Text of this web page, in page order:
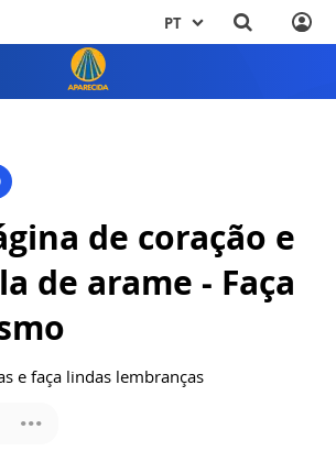
PT
de coração e
de arame - Faça
e faça lindas lembranças